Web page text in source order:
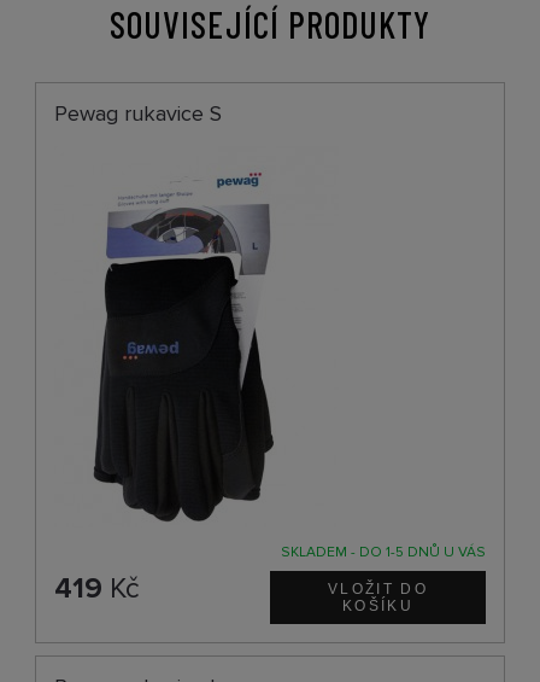
SOUVISEJÍCÍ PRODUKTY
Pewag rukavice S
SKLADEM - DO 1-5 DNŮ U VÁS
419 Kč